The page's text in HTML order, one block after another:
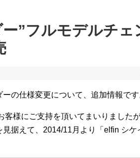
”フルモデルチェ
の仕様変更について、追加情報です
客様にご支持を頂いてまいりました
据えて、2014/11月より「elfin シケ